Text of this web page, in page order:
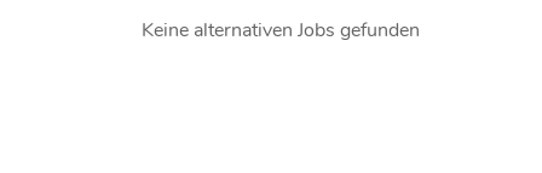
Keine alternativen Jobs gefunden